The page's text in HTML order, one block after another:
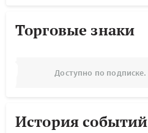
Торговые знаки
Доступно по подписке.
История событий